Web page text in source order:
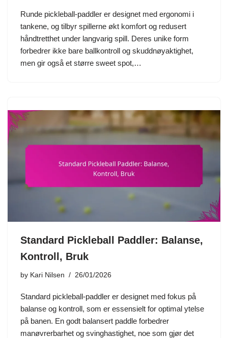
Runde pickleball-paddler er designet med ergonomi i
tankene, og tilbyr spillerne økt komfort og redusert
håndtretthet under langvarig spill. Deres unike form
forbedrer ikke bare ballkontroll og skuddnøyaktighet,
men gir også et større sweet spot,…
Standard Pickleball Paddler: Balanse,
Kontroll, Bruk
by Kari Nilsen 26/01/2026
Standard pickleball-paddler er designet med fokus på
balanse og kontroll, som er essensielt for optimal ytelse
på banen. En godt balansert paddle forbedrer
manøvrerbarhet og svinghastighet, noe som gjør det